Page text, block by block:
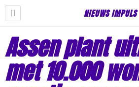
NIEUWS IMPULS
Assen plant
met 10.000